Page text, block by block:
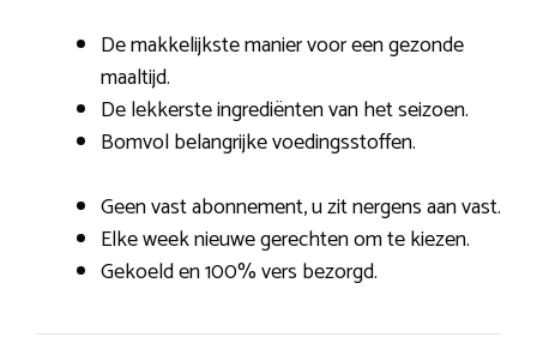
De makkelijkste manier voor een gezonde
maaltijd.
De lekkerste ingrediënten van het seizoen.
Bomvol belangrijke voedingsstoffen.
Geen vast abonnement, u zit nergens aan vast.
Elke week nieuwe gerechten om te kiezen.
Gekoeld en 100% vers bezorgd.